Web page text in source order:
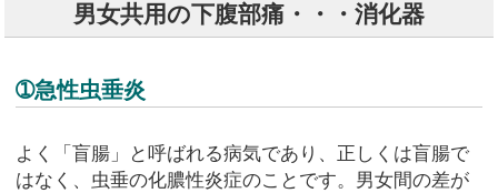
男女共用の下腹部痛・・・消化器
➀急性虫垂炎
よく「盲腸」と呼ばれる病気であり、正しくは盲腸で
はなく、虫垂の化膿性炎症のことです。男女間の差が